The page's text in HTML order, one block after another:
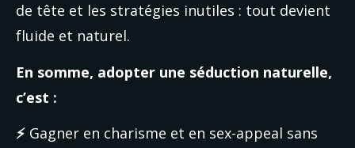
de tête et les stratégies inutiles : tout devient
fluide et naturel.
En somme, adopter une séduction naturelle,
c’est :
⚡ Gagner en charisme et en sex-appeal sans